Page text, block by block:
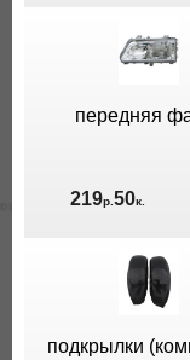
передняя
219р. 50к.
подкрылки